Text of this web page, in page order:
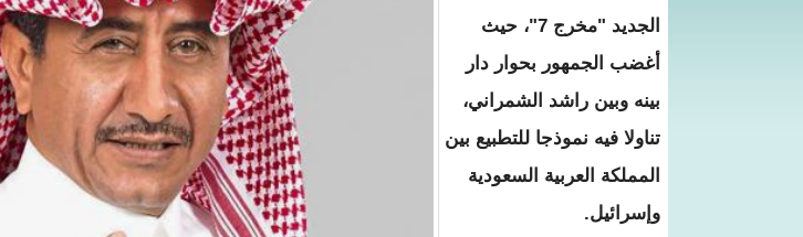
الجديد "مخرج 7"، حيث
أغضب الجمهور بحوار دار
بينه وبين راشد الشمراني،
تناولا فيه نموذجا للتطبيع بين
المملكة العربية السعودية
وإسرائيل.